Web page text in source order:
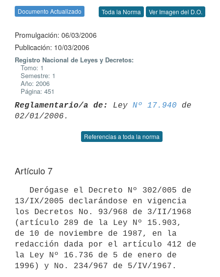
Documento Actualizado Toda la Norma Ver Imagen del D.O.
Promulgación: 06/03/2006
Publicación: 10/03/2006
Registro Nacional de Leyes y Decretos:
Tomo: 1
Semestre: 1
Año: 2006
Página: 451
Reglamentario/a de: Ley Nº 17.940 de
Referencias a toda la norma
Artículo 7
13/IX/2005 declarándose en vigencia
los Decretos No. 93/968 de 3/II/1968
(artículo 289 de la Ley Nº 15.903,
de 10 de noviembre de 1987, en la
redacción dada por el artículo 412 de
la Ley Nº 16.736 de 5 de enero de